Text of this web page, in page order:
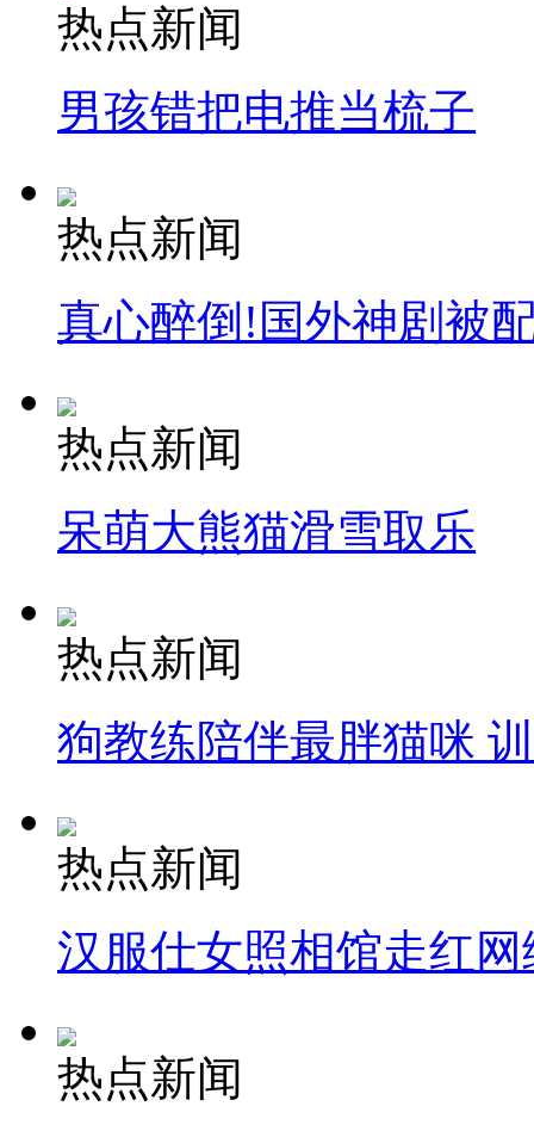
司机酒驾遇交警 急速倒车逃窜
热点新闻
男孩错把电推当梳子
热点新闻
真心醉倒!国外神剧被
热点新闻
呆萌大熊猫滑雪取乐
热点新闻
狗教练陪伴最胖猫咪
热点新闻
汉服仕女照相馆走红网
热点新闻